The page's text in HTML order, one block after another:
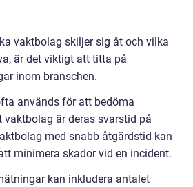
vaktbolag skiljer sig åt och vilka
är det viktigt att titta på
inom branschen.
används för att bedöma
är deras svarstid på
med snabb åtgärdstid kan
minimera skador vid en incident.
kan inkludera antalet